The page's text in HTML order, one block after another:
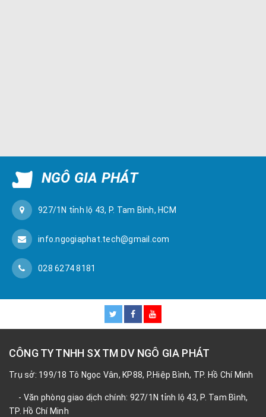
NGÔ GIA PHÁT
927/1N tỉnh lộ 43, P. Tam Bình, HCM
info.ngogiaphat.tech@gmail.com
028 6274 8181
CÔNG TY TNHH SX TM DV NGÔ GIA PHÁT
Trụ sở: 199/18 Tô Ngọc Vân, KP88, P.Hiệp Bình, TP. Hồ Chí Minh
- Văn phòng giao dịch chính: 927/1N tỉnh lộ 43, P. Tam Bình,
TP. Hồ Chí Minh